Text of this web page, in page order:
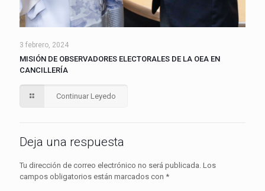
3 febrero, 2024
MISIÓN DE OBSERVADORES ELECTORALES DE LA OEA EN
CANCILLERÍA
Continuar Leyedo
Deja una respuesta
Tu dirección de correo electrónico no será publicada. Los
campos obligatorios están marcados con *